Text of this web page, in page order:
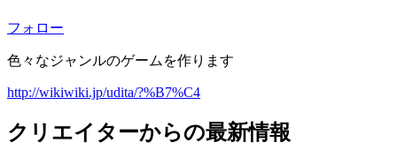
フォロー
色々なジャンルのゲームを作ります
http://wikiwiki.jp/udita/?%B7%C4
クリエイターからの最新情報